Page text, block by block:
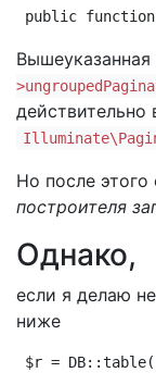
public
Вышеуказанная
действительно
Но после этого
построителя
Однако,
если я делаю
ниже
$r =